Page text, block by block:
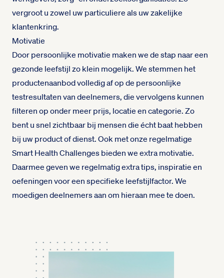
vergroot u zowel uw particuliere als uw zakelijke
klantenkring.
Motivatie
Door persoonlijke motivatie maken we de stap naar een
gezonde leefstijl zo klein mogelijk. We stemmen het
productenaanbod volledig af op de persoonlijke
testresultaten van deelnemers, die vervolgens kunnen
filteren op onder meer prijs, locatie en categorie. Zo
bent u snel zichtbaar bij mensen die écht baat hebben
bij uw product of dienst. Ook met onze regelmatige
Smart Health Challenges bieden we extra motivatie.
Daarmee geven we regelmatig extra tips, inspiratie en
oefeningen voor een specifieke leefstijlfactor. We
moedigen deelnemers aan om hieraan mee te doen.